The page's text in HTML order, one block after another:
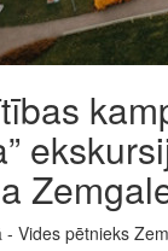
Vides pētnieks